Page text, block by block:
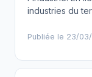
industries du
Publiée le 23/